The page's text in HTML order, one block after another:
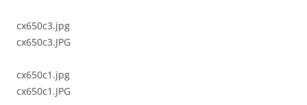
cx650c3.jpg
cx650c3.JPG
cx650c1.jpg
cx650c1.JPG